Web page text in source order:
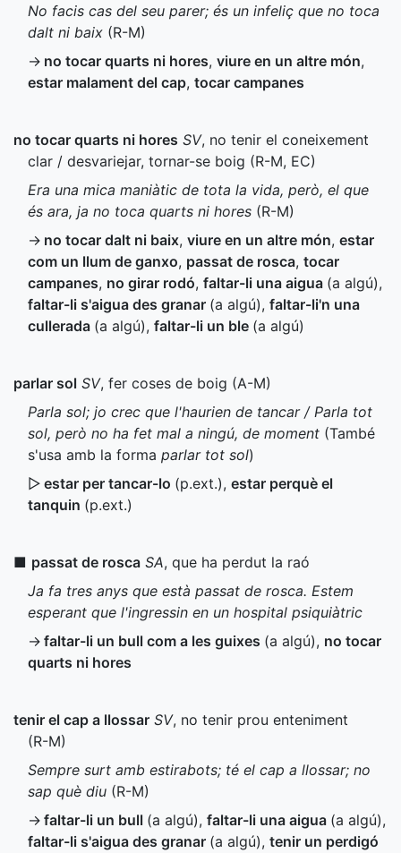
No facis cas del seu parer; és un infeliç que no toca
dalt ni baix (R-M)
→ no tocar quarts ni hores, viure en un altre món,
estar malament del cap, tocar campanes
no tocar quarts ni hores SV, no tenir el coneixement
clar / desvariejar, tornar-se boig (R-M, EC)
Era una mica maniàtic de tota la vida, però, el que
és ara, ja no toca quarts ni hores (R-M)
→ no tocar dalt ni baix, viure en un altre món, estar
com un llum de ganxo, passat de rosca, tocar
campanes, no girar rodó, faltar-li una aigua (a algú),
faltar-li s'aigua des granar (a algú), faltar-li'n una
cullerada (a algú), faltar-li un ble (a algú)
parlar sol SV, fer coses de boig (A-M)
Parla sol; jo crec que l'haurien de tancar / Parla tot
sol, però no ha fet mal a ningú, de moment (També
s'usa amb la forma parlar tot sol)
▷ estar per tancar-lo (p.ext.), estar perquè el
tanquin (p.ext.)
■ passat de rosca SA, que ha perdut la raó
Ja fa tres anys que està passat de rosca. Estem
esperant que l'ingressin en un hospital psiquiàtric
→ faltar-li un bull com a les guixes (a algú), no tocar
quarts ni hores
tenir el cap a llossar SV, no tenir prou enteniment
(R-M)
Sempre surt amb estirabots; té el cap a llossar; no
sap què diu (R-M)
→ faltar-li un bull (a algú), faltar-li una aigua (a algú),
faltar-li s'aigua des granar (a algú), tenir un perdigó